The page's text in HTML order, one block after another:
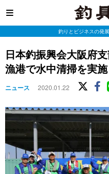
釣りとビジネスの発
日本釣振興会大阪府
漁港で水中清掃を実施
ニュース 2020.01.22